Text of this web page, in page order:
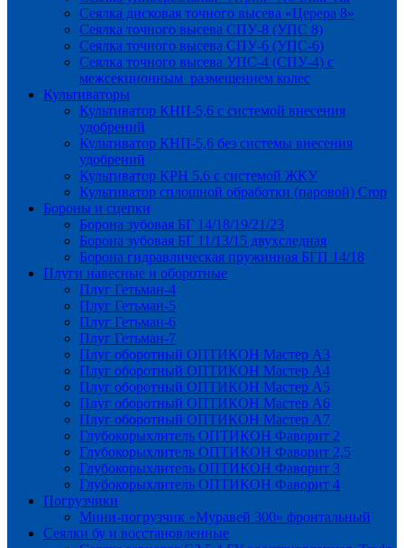
Сеялка дисковая точного высева «Церера 8»
Сеялка точного высева СПУ-8 (УПС 8)
Сеялка точного высева СПУ-6 (УПС-6)
Сеялка точного высева УПС-4 (СПУ-4) с
межсекционным размещением колес
Культиваторы
Культиватор КНП-5,6 с системой внесения
удобрений
Культиватор КНП-5,6 без системы внесения
удобрений
Культиватор КРН 5.6 с системой ЖКУ
Культиватор сплошной обработки (паровой) Crop
Бороны и сцепки
Борона зубовая БГ 14/18/19/21/23
Борона зубовая БГ 11/13/15 двухследная
Борона гидравлическая пружинная БГП 14/18
Плуги навесные и оборотные
Плуг Гетьман-4
Плуг Гетьман-5
Плуг Гетьман-6
Плуг Гетьман-7
Плуг оборотный ОПТИКОН Мастер А3
Плуг оборотный ОПТИКОН Мастер А4
Плуг оборотный ОПТИКОН Мастер А5
Плуг оборотный ОПТИКОН Мастер А6
Плуг оборотный ОПТИКОН Мастер А7
Глубокорыхлитель ОПТИКОН Фаворит 2
Глубокорыхлитель ОПТИКОН Фаворит 2,5
Глубокорыхлитель ОПТИКОН Фаворит 3
Глубокорыхлитель ОПТИКОН Фаворит 4
Погрузчики
Мини-погрузчик «Муравей 300» фронтальный
Сеялки бу и восстановленные